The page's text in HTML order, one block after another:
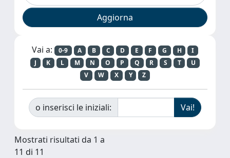
Vai a: 0-9 A B C D E F G H
I
J
K L M N O P Q R S T
U
V
W X Y Z
o inserisci le iniziali:
Mostrati risultati da 1 a
11 di 11